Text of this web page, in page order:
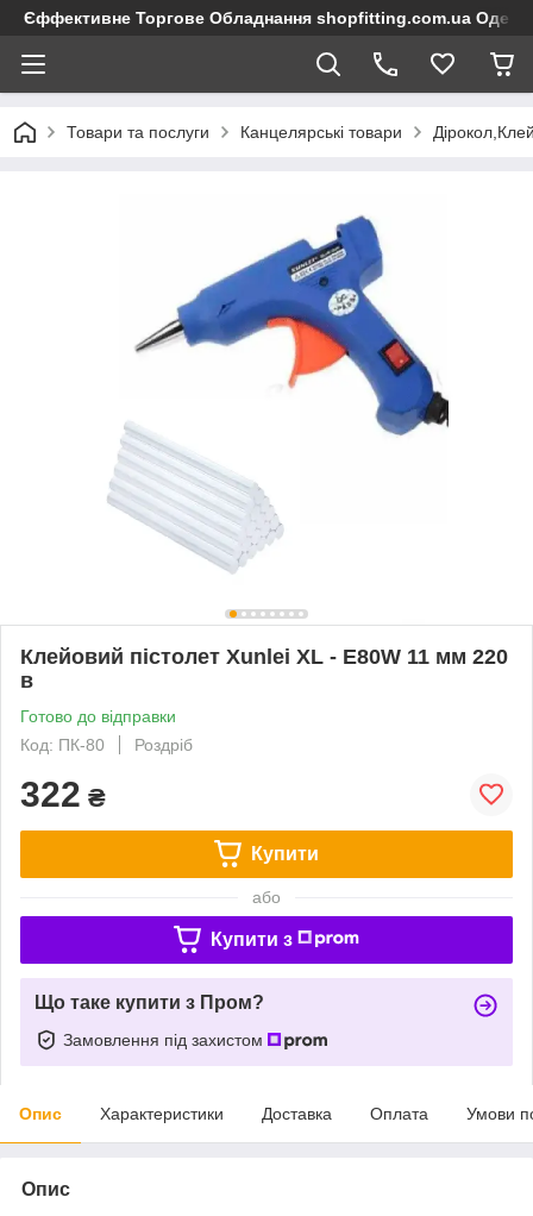
Єффективне Торгове Обладнання shopfitting.com.ua Одеса
Товари та послуги Канцелярські товари
Клейовий пістолет Xunlei XL - E80W 11 мм 220
в
Готово до відправки
Код: ПК-80
Роздріб
322 ₴
Купити
або
Купити з
Що таке купити з Пром?
Замовлення під захистом
Опис Характеристики Доставка Оплата Умови
Опис